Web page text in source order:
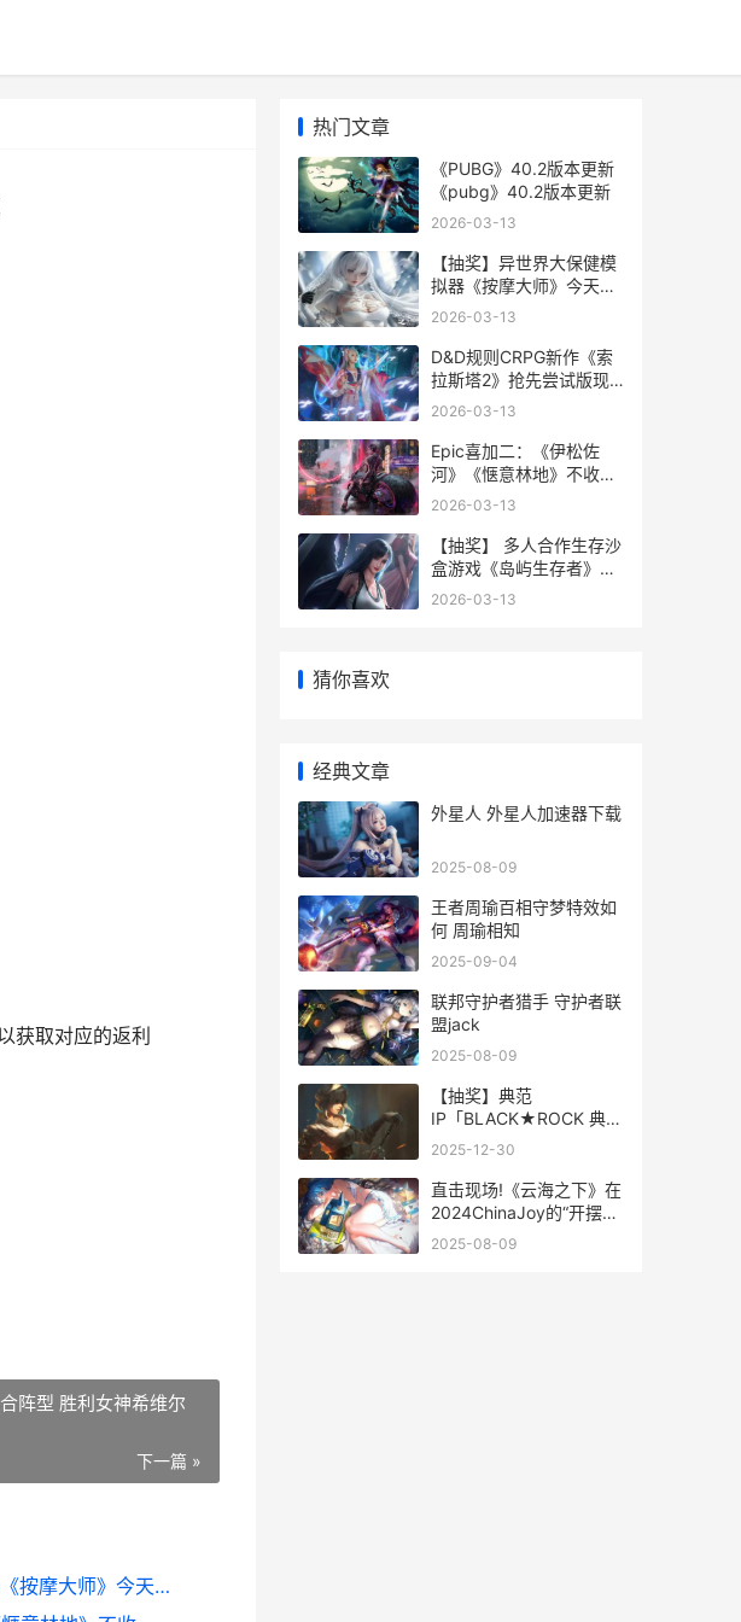
获取对应的返利
阵型 胜利女神希维尔
下一篇 »
【抽奖】异世界大保健模拟器《按摩大师》今天正式登陆Steam 异世界抽奖无双
热门文章
《PUBG》40.2版本更新
《pubg》40.2版本更新
2026-03-13
【抽奖】异世界大保健模
拟器《按摩大师》今天正
式登陆Steam 异世界抽奖
2026-03-13
D&D规则CRPG新作《索
拉斯塔2》抢先尝试版现
已推出 drc规则有哪些
2026-03-13
Epic喜加二：《伊松佐
河》《惬意林地》不收费
领 epic喜加一网站
2026-03-13
【抽奖】 多人合作生存沙
盒游戏《岛屿生存者》最
新DLC“冰霜堡垒”今天上
2026-03-13
猜你喜欢
经典文章
外星人 外星人加速器下载
2025-08-09
王者周瑜百相守梦特效如
何 周瑜相知
2025-09-04
联邦守护者猎手 守护者联
盟jack
2025-08-09
【抽奖】典范
IP「BLACK★ROCK 典范
4b
2025-12-30
直击现场!《云海之下》在
2024ChinaJoy的“开摆之
路”竟遭遇拦路虎 云歌曲
2025-08-09